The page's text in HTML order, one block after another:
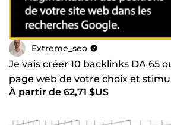
Extreme_seo
Je vais créer 10 backlinks DA 65
page web de votre choix et
À partir de 62,71 $US